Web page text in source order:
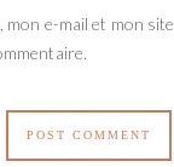
mon e-mail et mon